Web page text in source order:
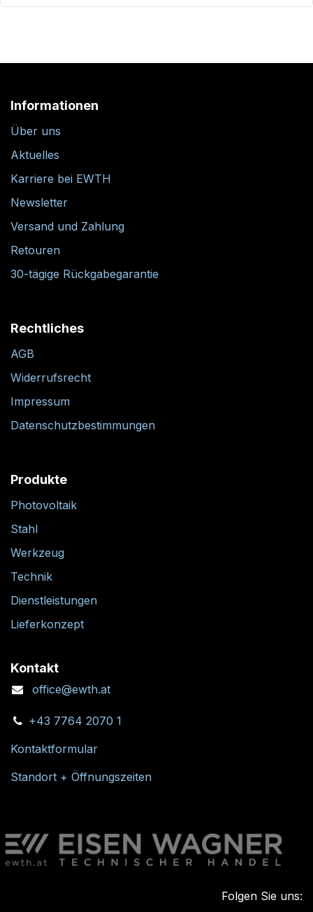
Informationen
Über uns
Aktuelles
Karriere bei EWTH
Newsletter
Versand und Zahlung
Retouren
30-tägige Rückgabegarantie
Rechtliches
AGB
Widerrufsrecht
Impressum
Datenschutzbestimmungen
Produkte
Photovoltaik
Stahl
Werkzeug
Technik
Dienstleistungen
Lieferkonzept
Kontakt
office@ewth.at
+43 7764 2070 1
Kontaktformular
Standort + Öffnungszeiten
Folgen Sie uns: